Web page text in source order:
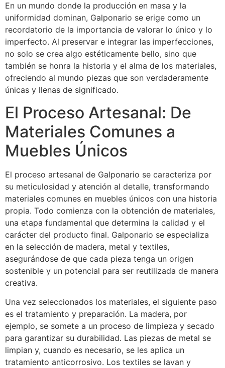
En un mundo donde la producción en masa y la
uniformidad dominan, Galponario se erige como un
recordatorio de la importancia de valorar lo único y lo
imperfecto. Al preservar e integrar las imperfecciones,
no solo se crea algo estéticamente bello, sino que
también se honra la historia y el alma de los materiales,
ofreciendo al mundo piezas que son verdaderamente
únicas y llenas de significado.
El Proceso Artesanal: De
Materiales Comunes a
Muebles Únicos
El proceso artesanal de Galponario se caracteriza por
su meticulosidad y atención al detalle, transformando
materiales comunes en muebles únicos con una historia
propia. Todo comienza con la obtención de materiales,
una etapa fundamental que determina la calidad y el
carácter del producto final. Galponario se especializa
en la selección de madera, metal y textiles,
asegurándose de que cada pieza tenga un origen
sostenible y un potencial para ser reutilizada de manera
creativa.
Una vez seleccionados los materiales, el siguiente paso
es el tratamiento y preparación. La madera, por
ejemplo, se somete a un proceso de limpieza y secado
para garantizar su durabilidad. Las piezas de metal se
limpian y, cuando es necesario, se les aplica un
tratamiento anticorrosivo. Los textiles se lavan y